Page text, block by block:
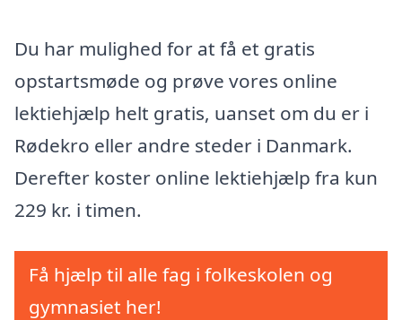
Du har mulighed for at få et gratis
opstartsmøde og prøve vores online
lektiehjælp helt gratis, uanset om du er i
Rødekro eller andre steder i Danmark.
Derefter koster online lektiehjælp fra kun
229 kr. i timen.
Få hjælp til alle fag i folkeskolen og
gymnasiet her!